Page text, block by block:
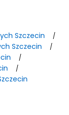
Szczecin
Szczecin